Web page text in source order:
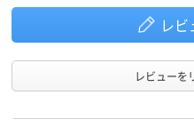
レビ
レビューを